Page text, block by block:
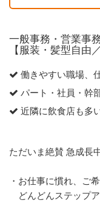
一般事務・営業事
【服装・髪型自由
働きやすい職場、
パート・社員・幹
近隣に飲食店も多
ただいま絶賛 急成長
・お仕事に慣れ、ご
どんどんステップ